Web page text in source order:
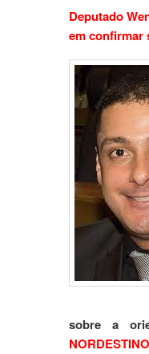
Deputado
em confirmar
sobre a